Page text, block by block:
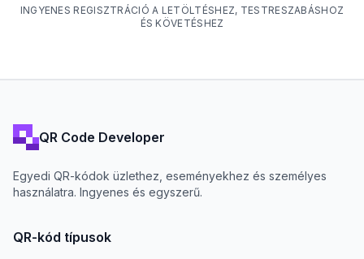
INGYENES REGISZTRÁCIÓ A LETÖLTÉSHEZ, TESTRESZABÁSHOZ
ÉS KÖVETÉSHEZ
QR Code Developer
Egyedi QR-kódok üzlethez, eseményekhez és személyes
használatra. Ingyenes és egyszerű.
QR-kód típusok